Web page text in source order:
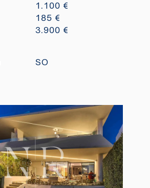
1.100 €
185 €
3.900 €
SO